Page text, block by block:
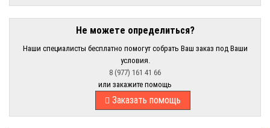
Не можете определиться?
Наши специалисты бесплатно помогут собрать Ваш заказ под Ваши
условия.
8 (977) 161 41 66
или закажите помощь
Заказать помощь